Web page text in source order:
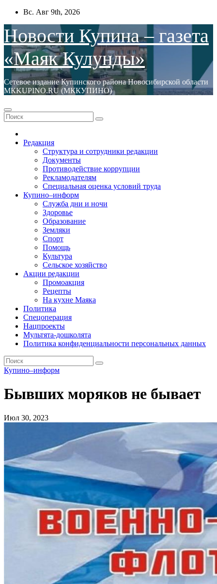
Перейти
содержимому
Вс. Авг 9th, 2026
Новости Купина – газета
«Маяк Кулунды»
Сетевое издание Купинского района Новосибирской области
МКKUPINO.RU (МККУПИНО)
Редакция
Структура и сотрудники редакции
Документы
Противодействие коррупции
Рекламодателям
Специальная оценка условий труда
Купино–информ
Служба дни и ночи
Здоровье
Образование
Земляки
Спорт
Помощь
Культура
Сельское хозяйство
Акции редакции
Промоакция
Рецепты
На кухне Маяка
Политика
Спецоперация
Нацпроекты
Мультята-дошколята
Политика конфиденциальности персональных данных
Купино–информ
Бывших моряков не бывает
Июл 30, 2023